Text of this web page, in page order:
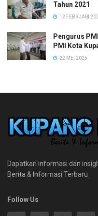
Tahun 2021
12 FEBRUARI
Pengurus
PMI Kota
22 MEI 2025
Dapatkan informasi dan
Berita & Informasi Terbaru
Follow Us